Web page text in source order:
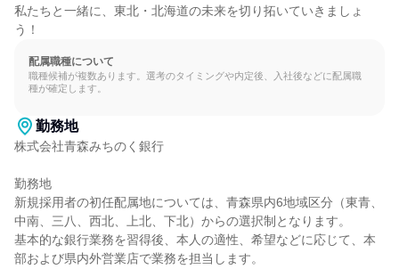
私たちと一緒に、東北・北海道の未来を切り拓いていきましょ
う！
配属職種について
職種候補が複数あります。選考のタイミングや内定後、入社後などに配属職
種が確定します。
勤務地
株式会社青森みちのく銀行
勤務地
新規採用者の初任配属地については、青森県内6地域区分（東青、
中南、三八、西北、上北、下北）からの選択制となります。
基本的な銀行業務を習得後、本人の適性、希望などに応じて、本
部および県内外営業店で業務を担当します。